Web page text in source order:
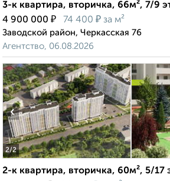
3-к квартира, вторичка, 66м², 7/9
4 900 000 ₽ 74 400 ₽ за м²
Заводской район, Черкасская 76
Агентство, 06.08.2026
2/2
‹
2-к квартира, вторичка, 60м², 5/17